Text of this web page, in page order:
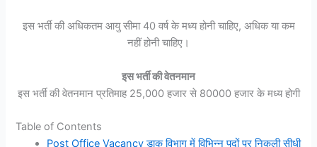
इस भर्ती की अधिकतम आयु सीमा 40 वर्ष के मध्य होनी चाहिए, अधिक या कम
नहीं होनी चाहिए।
इस भर्ती की वेतनमान
इस भर्ती की वेतनमान प्रतिमाह 25,000 हजार से 80000 हजार के मध्य होगी
Table of Contents
Post Office Vacancy डाक विभाग में विभिन्न पदों पर निकली सीधी